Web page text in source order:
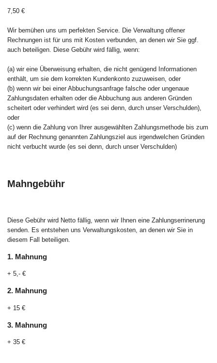
7,50 €
Wir bemühen uns um perfekten Service. Die Verwaltung offener
Rechnungen ist für uns mit Kosten verbunden, an denen wir Sie ggf.
auch beteiligen. Diese Gebühr wird fällig, wenn:
(a) wir eine Überweisung erhalten, die nicht genügend Informationen
enthält, um sie dem korrekten Kundenkonto zuzuweisen, oder
(b) wenn wir bei einer Abbuchungsanfrage falsche oder ungenaue
Zahlungsdaten erhalten oder die Abbuchung aus anderen Gründen
scheitert oder verhindert wird (es sei denn, durch unser Verschulden),
oder
(c) wenn die Zahlung von Ihrer ausgewählten Zahlungsmethode bis zum
auf der Rechnung genannten Zahlungsziel aus irgendwelchen Gründen
nicht verbucht wurde (es sei denn, durch unser Verschulden)
Mahngebühr
Diese Gebühr wird Netto fällig, wenn wir Ihnen eine Zahlungserrinerung
senden. Es entstehen uns Verwaltungskosten, an denen wir Sie in
diesem Fall beteiligen.
1. Mahnung
+ 5,- €
2. Mahnung
+ 15 €
3. Mahnung
+ 35 €